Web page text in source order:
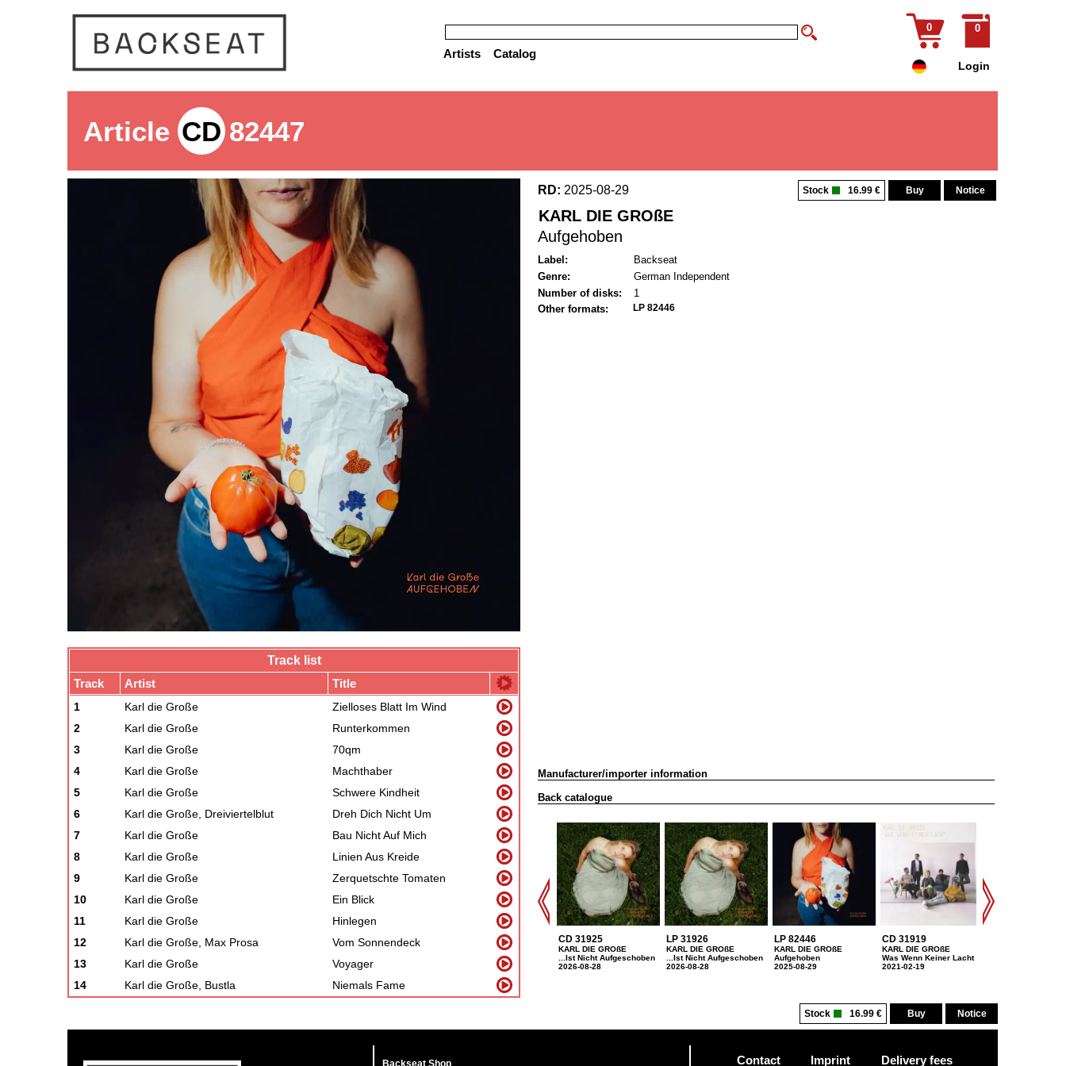
Artists Catalog
0 0
Login
Article CD 82447
Track list
Track
Artist Title
1 Karl die Große
Zielloses Blatt Im Wind
2
Karl die Große
Runterkommen
3
Karl die Große
70qm
4
Karl die Große
Machthaber
5
Karl die Große
Schwere Kindheit
6
Karl die Große, Dreiviertelblut
Dreh Dich Nicht Um
7
Karl die Große
Bau Nicht Auf Mich
8
Karl die Große
Linien Aus Kreide
9
Karl die Große
Zerquetschte Tomaten
10
Karl die Große
Ein Blick
11
Karl die Große
Hinlegen
12
Karl die Große, Max Prosa
Vom Sonnendeck
13
Karl die Große
Voyager
14
Karl die Große, Bustla Niemals Fame
RD: 2025-08-29 Stock 16.99 € Buy Notice
KARL DIE GROßE
Aufgehoben
Label:
Backseat
Genre:
German Independent
Number of disks:
1
Other formats:
LP 82446
Manufacturer/importer information
Back catalogue
CD 31925
KARL DIE GROßE
...Ist Nicht Aufgeschoben
2026-08-28
LP 31926
KARL DIE GROßE
...Ist Nicht Aufgeschoben
2026-08-28
LP 82446
KARL DIE GROßE
Aufgehoben
2025-08-29
CD 31919
KARL DIE GROßE
Was Wenn Keiner Lacht
2021-02-19
Stock 16.99 € Buy Notice
Backseat Shop Contact Imprint Delivery fees